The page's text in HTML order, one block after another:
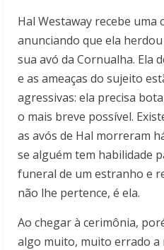
Hal Westaway recebe uma
anunciando que ela
sua avó da Cornualha. Ela
e as ameaças do sujeito
agressivas: ela precisa
o mais breve possível.
as avós de Hal morreram
se alguém tem habilidade
funeral de um estranho e
não lhe pertence, é ela.
Ao chegar à cerimônia,
algo muito, muito errado a